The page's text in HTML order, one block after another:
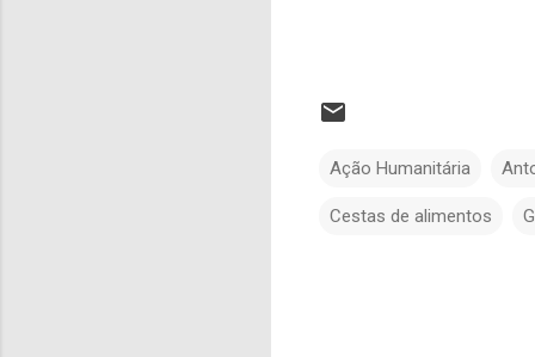
Ação Humanitária
Cestas de alimentos